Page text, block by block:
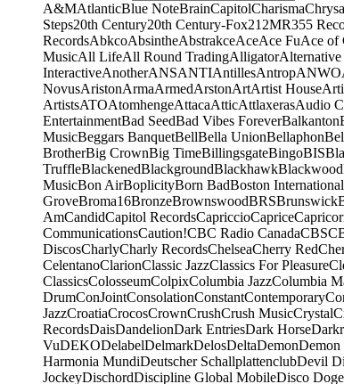
A&MAtlanticBlue NoteBrainCapitolCharisma
Steps20th Century20th Century-Fox21 2MR355
RecordsAbkcoAbsintheAbstrakceAceAce FuAce of
MusicAll LifeAll Round TradingAlligatorAlternative
InteractiveAnotherANSANTIAntillesAntropANWO
NovusAristonArmaArmedArstonArtArtist House
ArtistsATOAtomhengeAttacaAtticAttlaxerasAudio
EntertainmentBad SeedBad Vibes ForeverBalkanton
MusicBeggars BanquetBellBella UnionBellaphon
BrotherBig CrownBig TimeBillingsgateBingoBIS
TruffleBlackenedBlackgroundBlackhawkBlackwood
MusicBon AirBoplicityBorn BadBoston International
GroveBroma16BronzeBrownswoodBRSBrunswick
AmCandidCapitol RecordsCapriccioCaprice
CommunicationsCaution!CBC Radio CanadaCBS
DiscosCharlyCharly RecordsChelseaCherry Red
CelentanoClarionClassic JazzClassics For Pleasure
ClassicsColosseumColpixColumbia JazzColumbia
DrumConJointConsolationConstantContemporary
JazzCroatiaCrocosCrownCrushCrush MusicCrystal
RecordsDaisDandelionDark EntriesDark Horse
VuDEKODelabelDelmarkDelosDeltaDemon
Harmonia MundiDeutscher SchallplattenclubDevil
JockeyDischordDiscipline Global MobileDisco Doge